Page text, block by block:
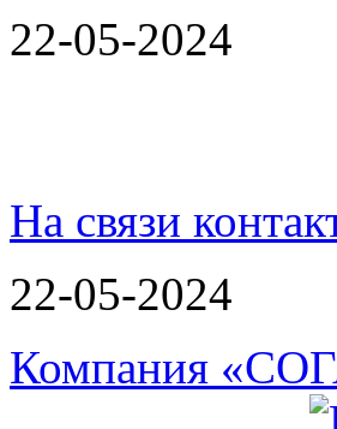
22-05-2024
На связи
22-05-2024
Компания